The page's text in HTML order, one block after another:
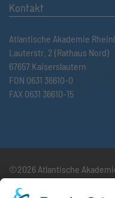
Kontakt
Atlantische Akademie
Lauterstr. 2 (Rathaus Nord)
67657 Kaiserslautern
FON 0631 36610-0
FAX 0631 36610-15
©2026 Atlantische
Imprint|Privacy Policy|
Cookie settings